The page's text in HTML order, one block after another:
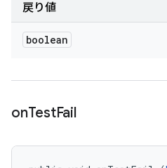
戻り値
boolean
onTestFail